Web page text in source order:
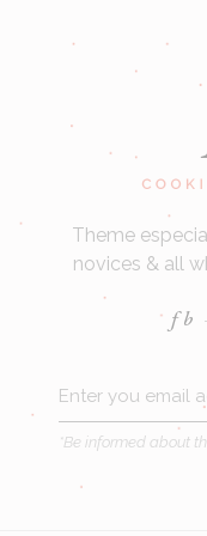
Theme
novices & all
fb
*Be informed about